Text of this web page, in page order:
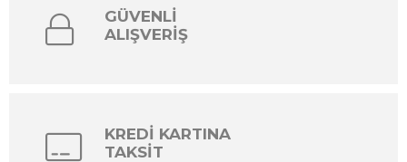
GÜVENLİ
ALIŞVERİŞ
KREDİ KARTINA
TAKSİT